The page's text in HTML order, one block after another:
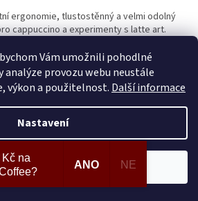
Vám umožnili pohodlné
analýze provozu webu neustále
výkon a použitelnost. Další informace
Nastavení
Souhlasím
ergonomie, tlustostěnný a velmi odolný
cappuccino a experimenty s latte art.
na
ANO NE